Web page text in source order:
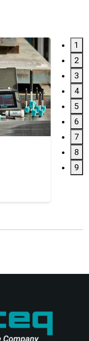
1
2
3
4
5
6
7
8
9